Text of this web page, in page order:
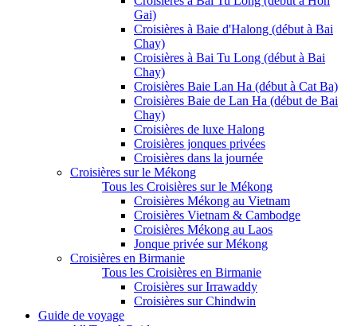
Gai)
Croisières à Baie d'Halong (début à Bai
Chay)
Croisières à Bai Tu Long (début à Bai
Chay)
Croisières Baie Lan Ha (début à Cat Ba)
Croisières Baie de Lan Ha (début de Bai
Chay)
Croisières de luxe Halong
Croisières jonques privées
Croisières dans la journée
Croisières sur le Mékong
Tous les Croisières sur le Mékong
Croisières Mékong au Vietnam
Croisières Vietnam & Cambodge
Croisières Mékong au Laos
Jonque privée sur Mékong
Croisières en Birmanie
Tous les Croisières en Birmanie
Croisières sur Irrawaddy
Croisières sur Chindwin
Guide de voyage